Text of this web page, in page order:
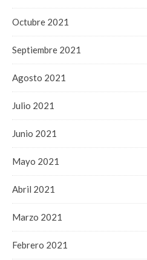
Octubre 2021
Septiembre 2021
Agosto 2021
Julio 2021
Junio 2021
Mayo 2021
Abril 2021
Marzo 2021
Febrero 2021